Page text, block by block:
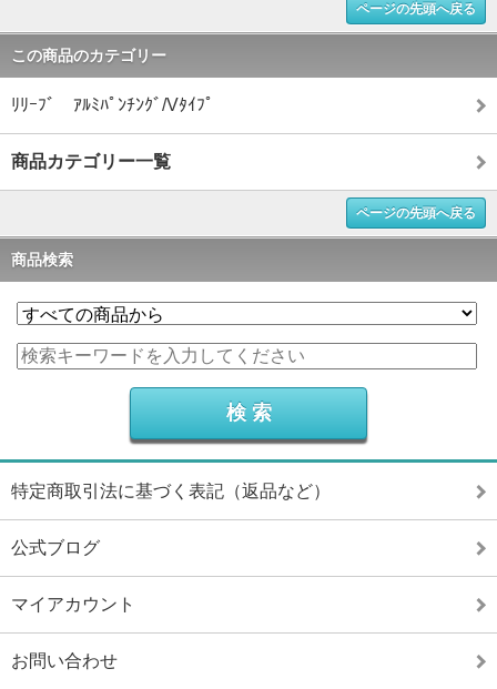
ページの先頭へ戻る
この商品のカテゴリー
ﾘﾘｰﾌﾞ ｱﾙﾐﾊﾟﾝﾁﾝｸﾞ/Vﾀｲﾌﾟ
商品カテゴリー一覧
ページの先頭へ戻る
商品検索
特定商取引法に基づく表記（返品など）
公式ブログ
マイアカウント
お問い合わせ